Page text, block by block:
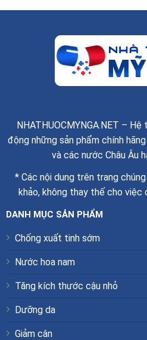
NHATHUOCMYNGA.NET –
động những sản phẩm chính
và các nước Châu Âu
* Các nội dung trên trang
khảo, không thay thế cho việc
DANH MỤC SẢN PHẨM
Chống xuất tinh sớm
Nước hoa nam
Tăng kích thước cậu nhỏ
Dưỡng da
Giảm cân